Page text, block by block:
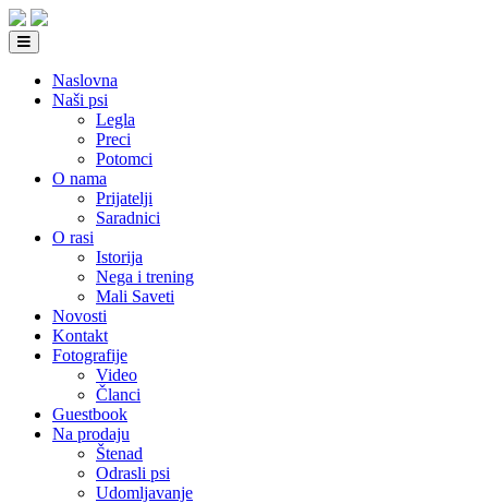
Naslovna
Naši psi
Legla
Preci
Potomci
O nama
Prijatelji
Saradnici
O rasi
Istorija
Nega i trening
Mali Saveti
Novosti
Kontakt
Fotografije
Video
Članci
Guestbook
Na prodaju
Štenad
Odrasli psi
Udomljavanje